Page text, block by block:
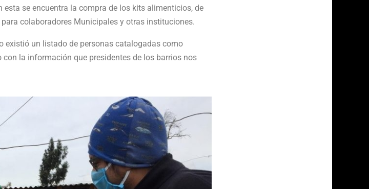
esta se encuentra la compra de los kits alimenticios, de
colaboradores Municipales y otras instituciones.
existió un listado de personas catalogadas como
la información que presidentes de los barrios nos